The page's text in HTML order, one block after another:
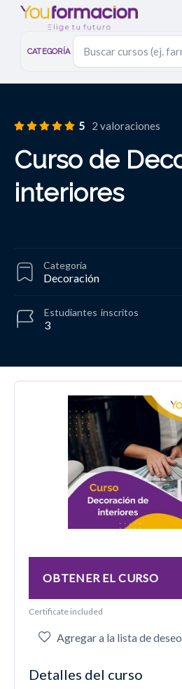
CATEGORÍA
5 2 valoraciones
Curso de
interiores
Categoría
Decoración
3
Estudiantes inscritos
OBTENER EL CURSO
Certificate included
Agregar a la lista de
Detalles del curso